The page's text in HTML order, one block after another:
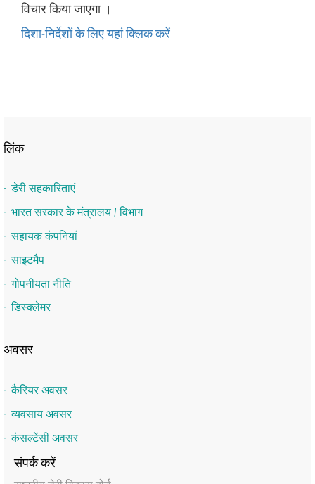
विचार किया जाएगा ।
दिशा-निर्देशों के लिए यहां क्लिक करें
लिंक
डेरी सहकारिताएं
भारत सरकार के मंत्रालय / विभाग
सहायक कंपनियां
साइटमैप
गोपनीयता नीति
डिस्क्लेमर
अवसर
कैरियर अवसर
व्यवसाय अवसर
कंसल्टेंसी अवसर
संपर्क करें